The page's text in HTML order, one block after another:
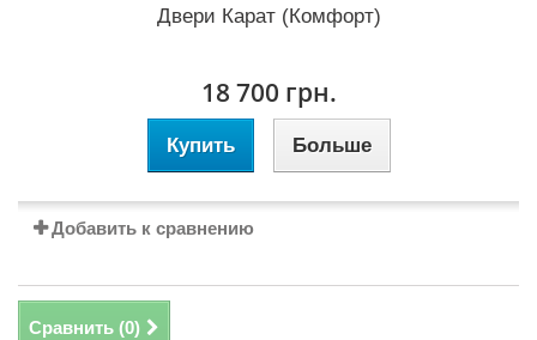
Двери Карат (Комфорт)
18 700 грн.
Купить Больше
Добавить к сравнению
Сравнить (0)